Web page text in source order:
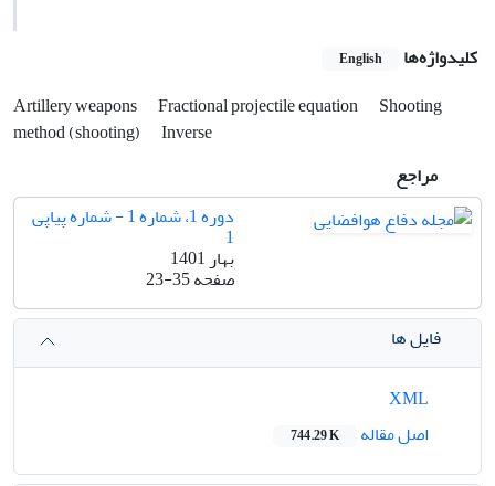
کلیدواژه‌ها English
Artillery weapons Fractional projectile equation
Shooting
method (shooting)
Inverse
مراجع
دوره 1، شماره 1 - شماره پیاپی
1
بهار 1401
صفحه23-35
فایل ها
اصل مقاله
744.29 K